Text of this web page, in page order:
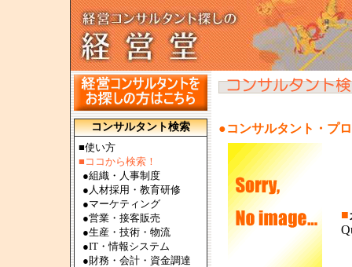
コンサルタント検索
■使い方
■ココから検索！
●組織・人事制度
● 人材採用・教育研修
●マーケティング
●営業・接客販売
●生産・技術・物流
●IT・情報システム
●財務・会計・資金調達
●コンサルタント・プ
■